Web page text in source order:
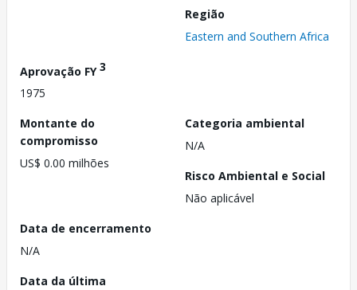
Região
Eastern and Southern Africa
Aprovação FY3
1975
Montante do
compromisso
US$ 0.00 milhões
Categoria ambiental
N/A
Risco Ambiental e Social
Não aplicável
Data de encerramento
N/A
Data da última